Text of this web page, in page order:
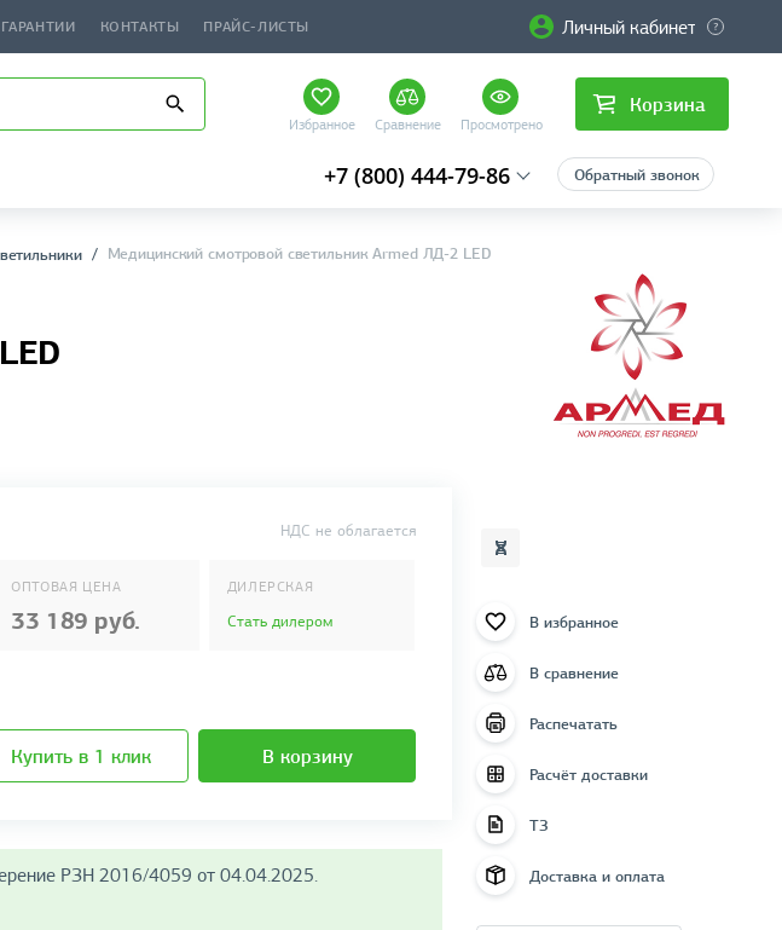
ГАРАНТИИ КОНТАКТЫ ПРАЙС-ЛИСТЫ Личный кабинет
Избранное Сравнение Просмотрено
Корзина
+7 (800) 444-79-86 Обратный звонок
Медицинский смотровой светильник Armed ЛД-2 LED
НДС не облагается
ОПТОВАЯ ЦЕНА
33 189 руб.
ДИЛЕРСКАЯ
Стать дилером
Купить в 1 клик В корзину
РЗН 2016/4059 от 04.04.2025.
В избранное
В сравнение
Распечатать
Расчёт доставки
ТЗ
Доставка и оплата